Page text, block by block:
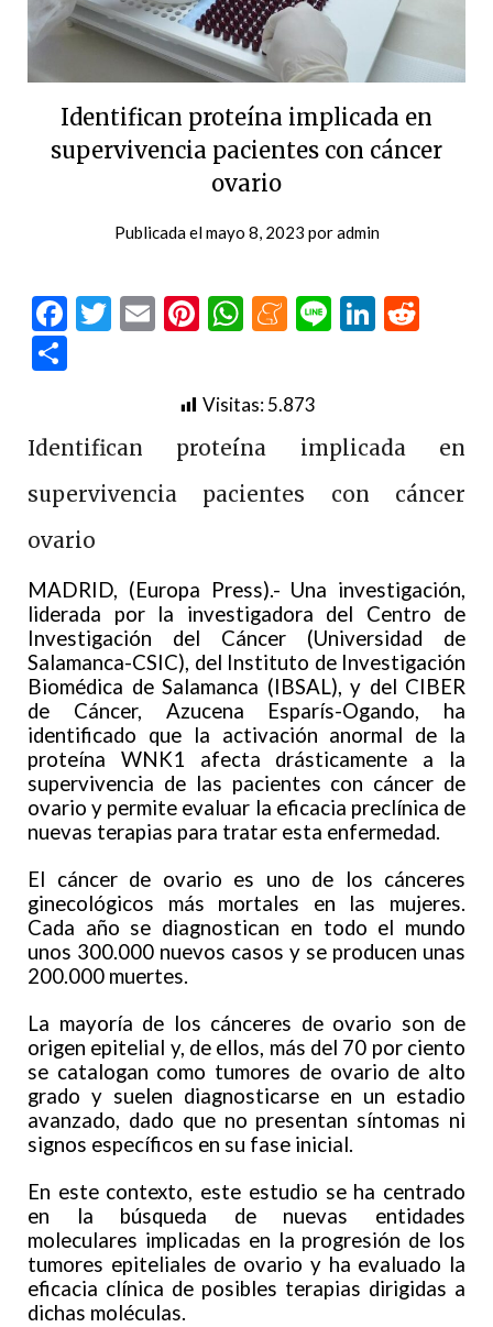
Identifican proteína implicada en
supervivencia pacientes con cáncer
ovario
Publicada elmayo 8, 2023 poradmin
Facebook
Twitter
EmailPinterest
WhatsApp
Meneame
Line
Visitas:5.873
Identifican proteína implicada en
supervivencia pacientes con cáncer
ovario
MADRID, (Europa Press).- Una investigación,
liderada por la investigadora del Centro de
Investigación del Cáncer (Universidad de
Salamanca-CSIC), del Instituto de Investigación
Biomédica de Salamanca (IBSAL), y del CIBER
de Cáncer, Azucena Esparís-Ogando, ha
identificado que la activación anormal de la
proteína WNK1 afecta drásticamente a la
supervivencia de las pacientes con cáncer de
ovario y permite evaluar la eficacia preclínica de
nuevas terapias para tratar esta enfermedad.
El cáncer de ovario es uno de los cánceres
ginecológicos más mortales en las mujeres.
Cada año se diagnostican en todo el mundo
unos 300.000 nuevos casos y se producen unas
200.000 muertes.
La mayoría de los cánceres de ovario son de
origen epitelial y, de ellos, más del 70 por ciento
se catalogan como tumores de ovario de alto
grado y suelen diagnosticarse en un estadio
avanzado, dado que no presentan síntomas ni
signos específicos en su fase inicial.
En este contexto, este estudio se ha centrado
en la búsqueda de nuevas entidades
moleculares implicadas en la progresión de los
tumores epiteliales de ovario y ha evaluado la
eficacia clínica de posibles terapias dirigidas a
dichas moléculas.